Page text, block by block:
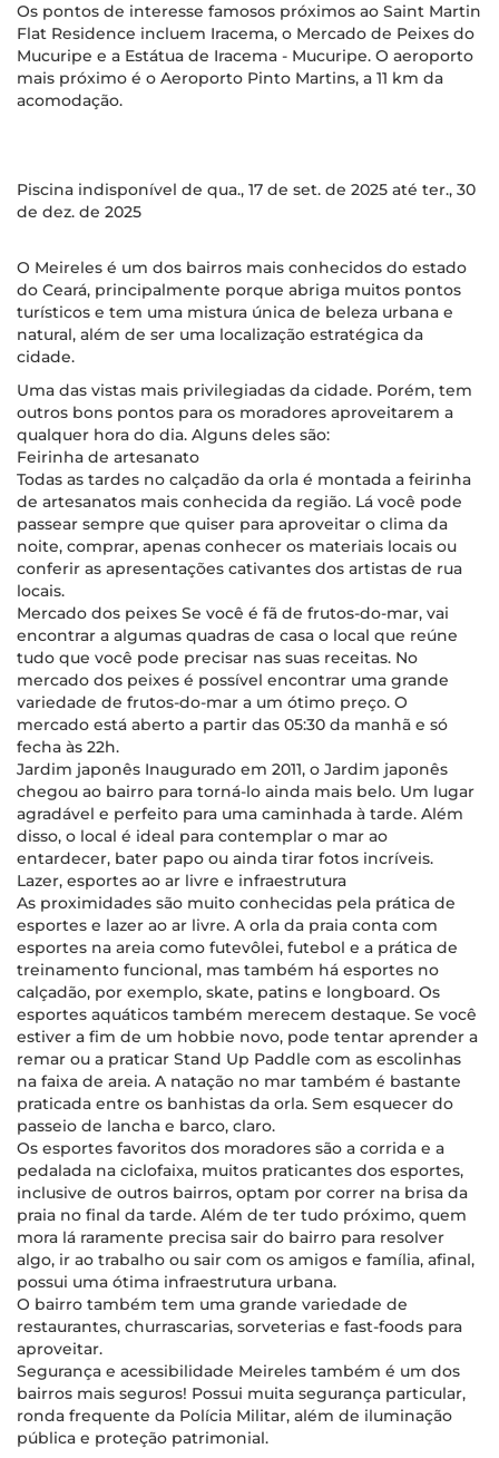
Os pontos de interesse famosos próximos ao Saint Martin
Flat Residence incluem Iracema, o Mercado de Peixes do
Mucuripe e a Estátua de Iracema - Mucuripe. O aeroporto
mais próximo é o Aeroporto Pinto Martins, a 11 km da
acomodação.
Piscina indisponível de qua., 17 de set. de 2025 até ter., 30
de dez. de 2025
O Meireles é um dos bairros mais conhecidos do estado
do Ceará, principalmente porque abriga muitos pontos
turísticos e tem uma mistura única de beleza urbana e
natural, além de ser uma localização estratégica da
cidade.
Uma das vistas mais privilegiadas da cidade. Porém, tem
outros bons pontos para os moradores aproveitarem a
qualquer hora do dia. Alguns deles são:
Feirinha de artesanato
Todas as tardes no calçadão da orla é montada a feirinha
de artesanatos mais conhecida da região. Lá você pode
passear sempre que quiser para aproveitar o clima da
noite, comprar, apenas conhecer os materiais locais ou
conferir as apresentações cativantes dos artistas de rua
locais.
Mercado dos peixes Se você é fã de frutos-do-mar, vai
encontrar a algumas quadras de casa o local que reúne
tudo que você pode precisar nas suas receitas. No
mercado dos peixes é possível encontrar uma grande
variedade de frutos-do-mar a um ótimo preço. O
mercado está aberto a partir das 05:30 da manhã e só
fecha às 22h.
Jardim japonês Inaugurado em 2011, o Jardim japonês
chegou ao bairro para torná-lo ainda mais belo. Um lugar
agradável e perfeito para uma caminhada à tarde. Além
disso, o local é ideal para contemplar o mar ao
entardecer, bater papo ou ainda tirar fotos incríveis.
Lazer, esportes ao ar livre e infraestrutura
As proximidades são muito conhecidas pela prática de
esportes e lazer ao ar livre. A orla da praia conta com
esportes na areia como futevôlei, futebol e a prática de
treinamento funcional, mas também há esportes no
calçadão, por exemplo, skate, patins e longboard. Os
esportes aquáticos também merecem destaque. Se você
estiver a fim de um hobbie novo, pode tentar aprender a
remar ou a praticar Stand Up Paddle com as escolinhas
na faixa de areia. A natação no mar também é bastante
praticada entre os banhistas da orla. Sem esquecer do
passeio de lancha e barco, claro.
Os esportes favoritos dos moradores são a corrida e a
pedalada na ciclofaixa, muitos praticantes dos esportes,
inclusive de outros bairros, optam por correr na brisa da
praia no final da tarde. Além de ter tudo próximo, quem
mora lá raramente precisa sair do bairro para resolver
algo, ir ao trabalho ou sair com os amigos e família, afinal,
possui uma ótima infraestrutura urbana.
O bairro também tem uma grande variedade de
restaurantes, churrascarias, sorveterias e fast-foods para
aproveitar.
Segurança e acessibilidade Meireles também é um dos
bairros mais seguros! Possui muita segurança particular,
ronda frequente da Polícia Militar, além de iluminação
pública e proteção patrimonial.